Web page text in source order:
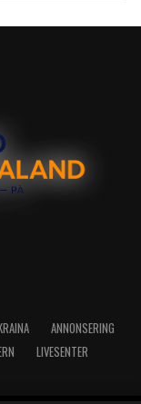
ANNONSERING
LIVESENTER